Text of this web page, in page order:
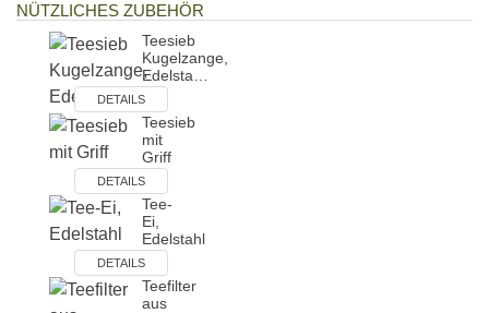
NÜTZLICHES ZUBEHÖR
Teesieb
Kugelzange,
Edelsta…
DETAILS
Teesieb
mit
Griff
DETAILS
Tee-
Ei,
Edelstahl
DETAILS
Teefilter
aus